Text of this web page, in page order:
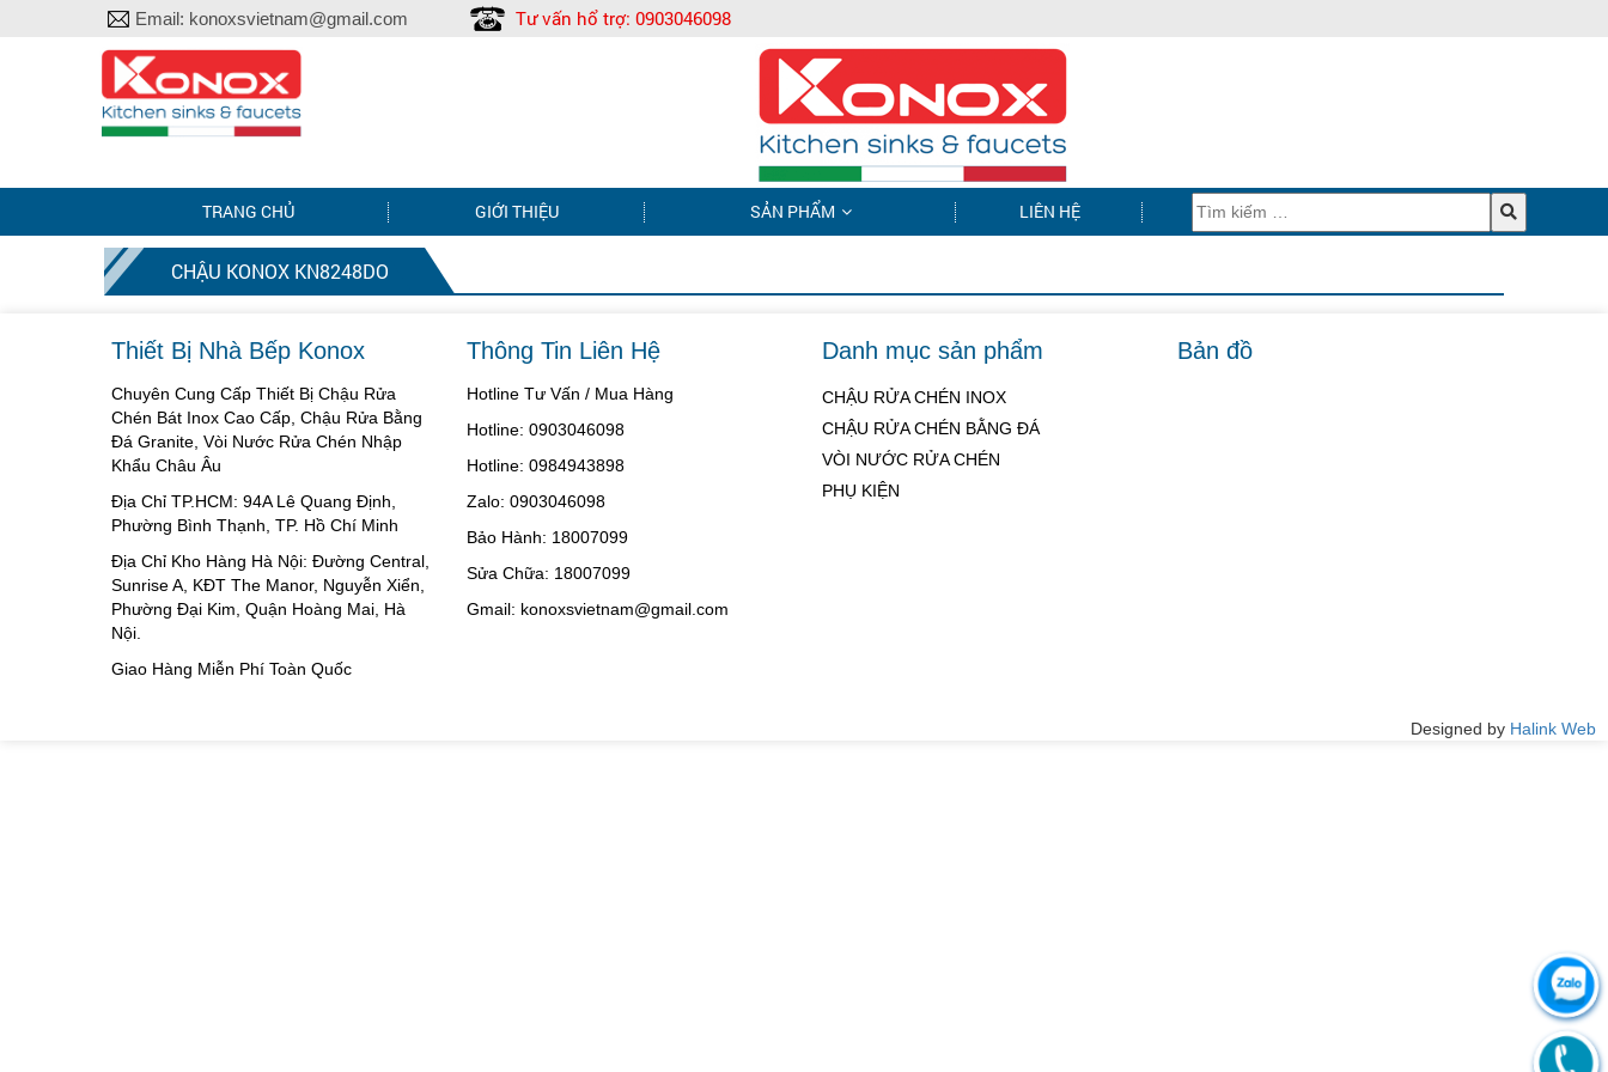
Email: konoxsvietnam@gmail.com Tư vấn hổ trợ: 0903046098
TRANG CHỦ GIỚI THIỆU SẢN PHẨM LIÊN HỆ
CHẬU KONOX KN8248DO
Thiết Bị Nhà Bếp Konox
Chuyên Cung Cấp Thiết Bị Chậu Rửa
Chén Bát Inox Cao Cấp, Chậu Rửa Bằng
Đá Granite, Vòi Nước Rửa Chén Nhập
Khẩu Châu Âu
Địa Chỉ TP.HCM: 94A Lê Quang Định,
Phường Bình Thạnh, TP. Hồ Chí Minh
Địa Chỉ Kho Hàng Hà Nội: Đường Central,
Sunrise A, KĐT The Manor, Nguyễn Xiển,
Phường Đại Kim, Quận Hoàng Mai, Hà
Nội.
Giao Hàng Miễn Phí Toàn Quốc
Thông Tin Liên Hệ
Hotline Tư Vấn / Mua Hàng
Hotline: 0903046098
Hotline: 0984943898
Zalo: 0903046098
Bảo Hành: 18007099
Sửa Chữa: 18007099
Gmail: konoxsvietnam@gmail.com
Danh mục sản phẩm
CHẬU RỬA CHÉN INOX
CHẬU RỬA CHÉN BẰNG ĐÁ
VÒI NƯỚC RỬA CHÉN
PHỤ KIỆN
Bản đồ
Designed by Halink Web